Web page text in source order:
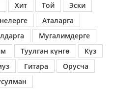
Хит Той
Эски
Аталарга
Мугалимдерге
Туулган күнгө
Күз
Гитара
Орусча